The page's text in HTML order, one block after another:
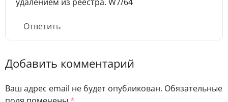
Ответить
Добавить комментарий
Ваш адрес email не будет опубликован. Обязательные